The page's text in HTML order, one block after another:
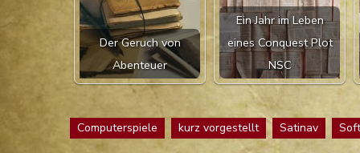
Der Geruch von
Abenteuer
Ein Jahr im Leben
eines Conquest Plot
NSC
Computerspiele kurz vorgestellt Satinav